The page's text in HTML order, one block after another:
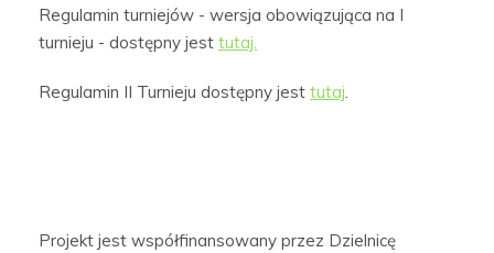
Regulamin turniejów - wersja obowiązująca na I
turnieju - dostępny jest tutaj.
Regulamin II Turnieju dostępny jest tutaj.
Projekt jest współfinansowany przez Dzielnicę